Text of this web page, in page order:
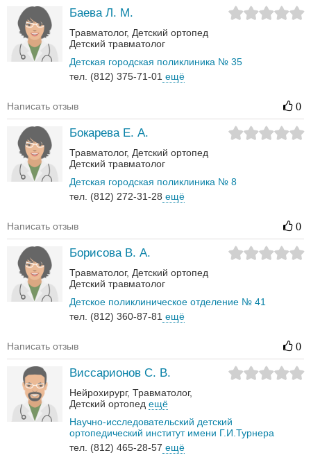
Баева Л. М.
Травматолог Детский ортопед
Детский травматолог
Детская городская поликлиника № 35
тел. (812) 375-71-01 ещё
Написать отзыв 0
Бокарева Е. А.
Травматолог Детский ортопед
Детский травматолог
Детская городская поликлиника № 8
тел. (812) 272-31-28 ещё
Написать отзыв 0
Борисова В. А.
Травматолог Детский ортопед
Детский травматолог
Детское поликлиническое отделение № 41
тел. (812) 360-87-81 ещё
Написать отзыв 0
Виссарионов С. В.
Нейрохирург Травматолог
Детский ортопед ещё
Научно-исследовательский детский
ортопедический институт имени Г.И.Турнера
тел. (812) 465-28-57 ещё